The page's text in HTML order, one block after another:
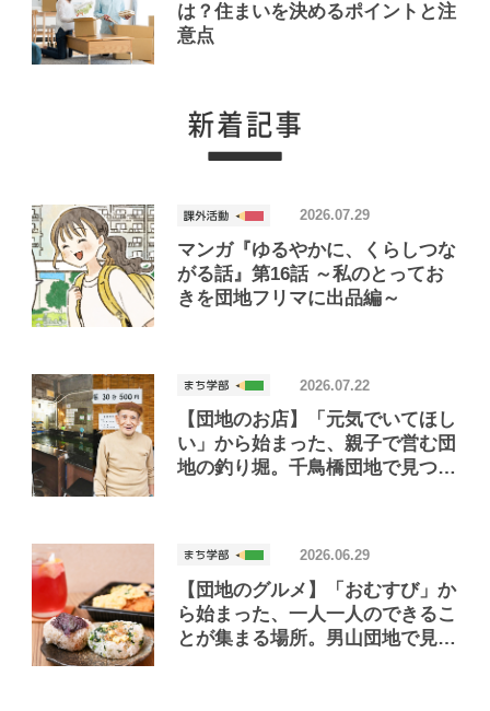
は？住まいを決めるポイントと注
意点
マンガ『ゆるやかに、くらしつな
がる話』第16話 ～私のとってお
きを団地フリマに出品編～
2026.07.29
【団地のお店】「元気でいてほし
い」から始まった、親子で営む団
地の釣り堀。千鳥橋団地で見つけ
2026.07.22
【団地のグルメ】「おむすび」か
ら始まった、一人一人のできるこ
とが集まる場所。男山団地で見つ
2026.06.29